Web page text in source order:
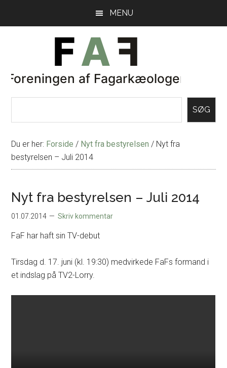
MENU
SØG
Du er her: Forside / Nyt fra bestyrelsen / Nyt fra
bestyrelsen – Juli 2014
Nyt fra bestyrelsen – Juli 2014
01.07.2014 Skriv kommentar
FaF har haft sin TV-debut
Tirsdag d. 17. juni (kl. 19:30) medvirkede FaFs formand i
et indslag på TV2-Lorry.